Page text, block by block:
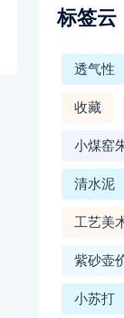
标签云
透气性
收藏
小煤窑
清水泥
工艺美
紫砂壶
小苏打